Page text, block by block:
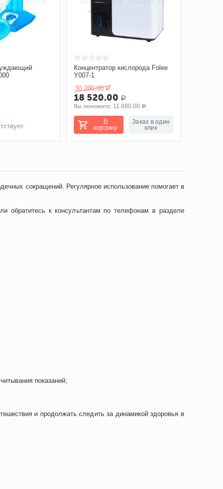
Концентратор кислорода Folee
Y007-1
30 200.00 Р
18 520.00 Р
Вы экономите: 11 680.00 Р
В
корзину
Заказ в один
клик
сокращений. Регулярное использование помогает в
обратитесь к консультантам по телефонам в разделе
показаний;
и продолжать следить за динамикой здоровья в